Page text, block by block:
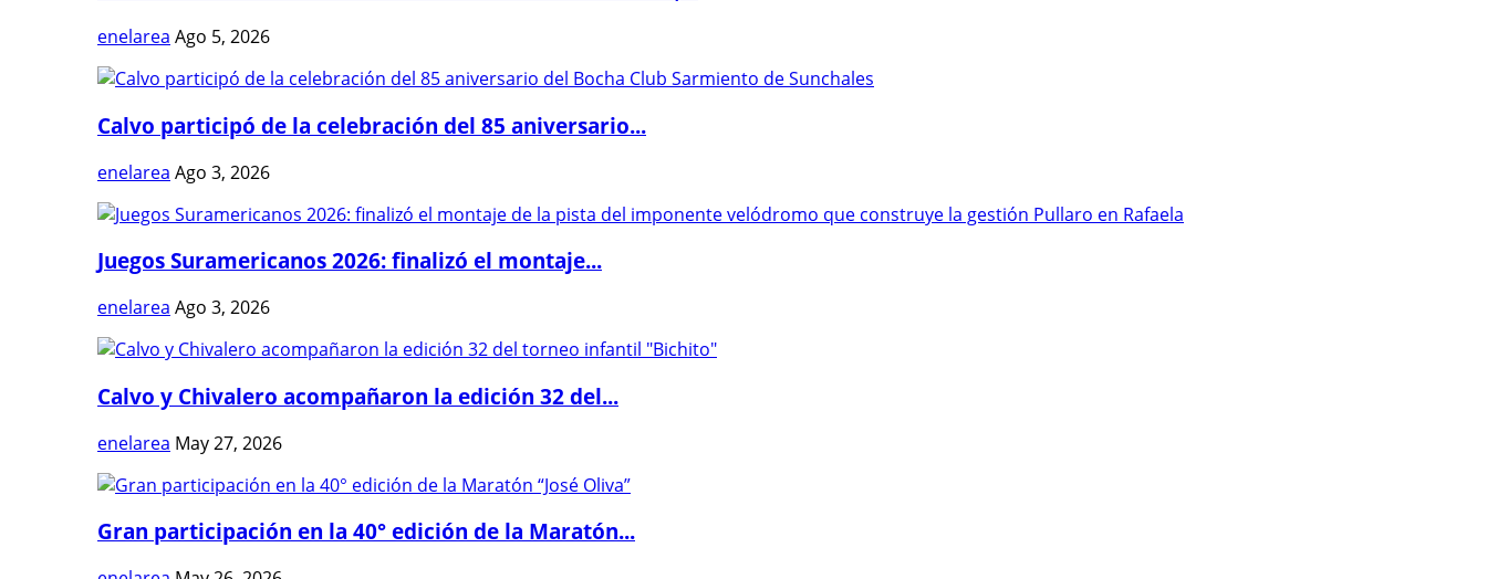
enelarea Ago 5, 2026
Calvo participó de la celebración del 85 aniversario...
enelarea Ago 3, 2026
Juegos Suramericanos 2026: finalizó el montaje...
enelarea Ago 3, 2026
Calvo y Chivalero acompañaron la edición 32 del...
enelarea May 27, 2026
Gran participación en la 40° edición de la Maratón...